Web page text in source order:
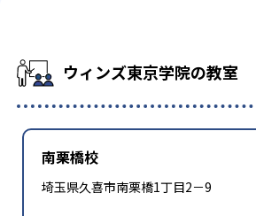
ウィンズ東京学院の教室
南栗橋校
埼玉県久喜市南栗橋1丁目2－9